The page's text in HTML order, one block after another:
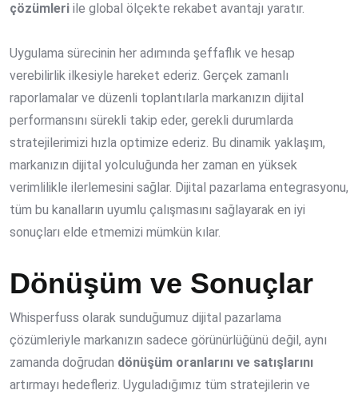
çözümleri ile global ölçekte rekabet avantajı yaratır.
Uygulama sürecinin her adımında şeffaflık ve hesap
verebilirlik ilkesiyle hareket ederiz. Gerçek zamanlı
raporlamalar ve düzenli toplantılarla markanızın dijital
performansını sürekli takip eder, gerekli durumlarda
stratejilerimizi hızla optimize ederiz. Bu dinamik yaklaşım,
markanızın dijital yolculuğunda her zaman en yüksek
verimlilikle ilerlemesini sağlar. Dijital pazarlama entegrasyonu,
tüm bu kanalların uyumlu çalışmasını sağlayarak en iyi
sonuçları elde etmemizi mümkün kılar.
Dönüşüm ve Sonuçlar
Whisperfuss olarak sunduğumuz dijital pazarlama
çözümleriyle markanızın sadece görünürlüğünü değil, aynı
zamanda doğrudan dönüşüm oranlarını ve satışlarını
artırmayı hedefleriz. Uyguladığımız tüm stratejilerin ve